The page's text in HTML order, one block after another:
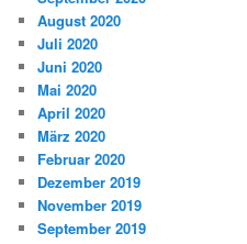
August 2020
Juli 2020
Juni 2020
Mai 2020
April 2020
März 2020
Februar 2020
Dezember 2019
November 2019
September 2019